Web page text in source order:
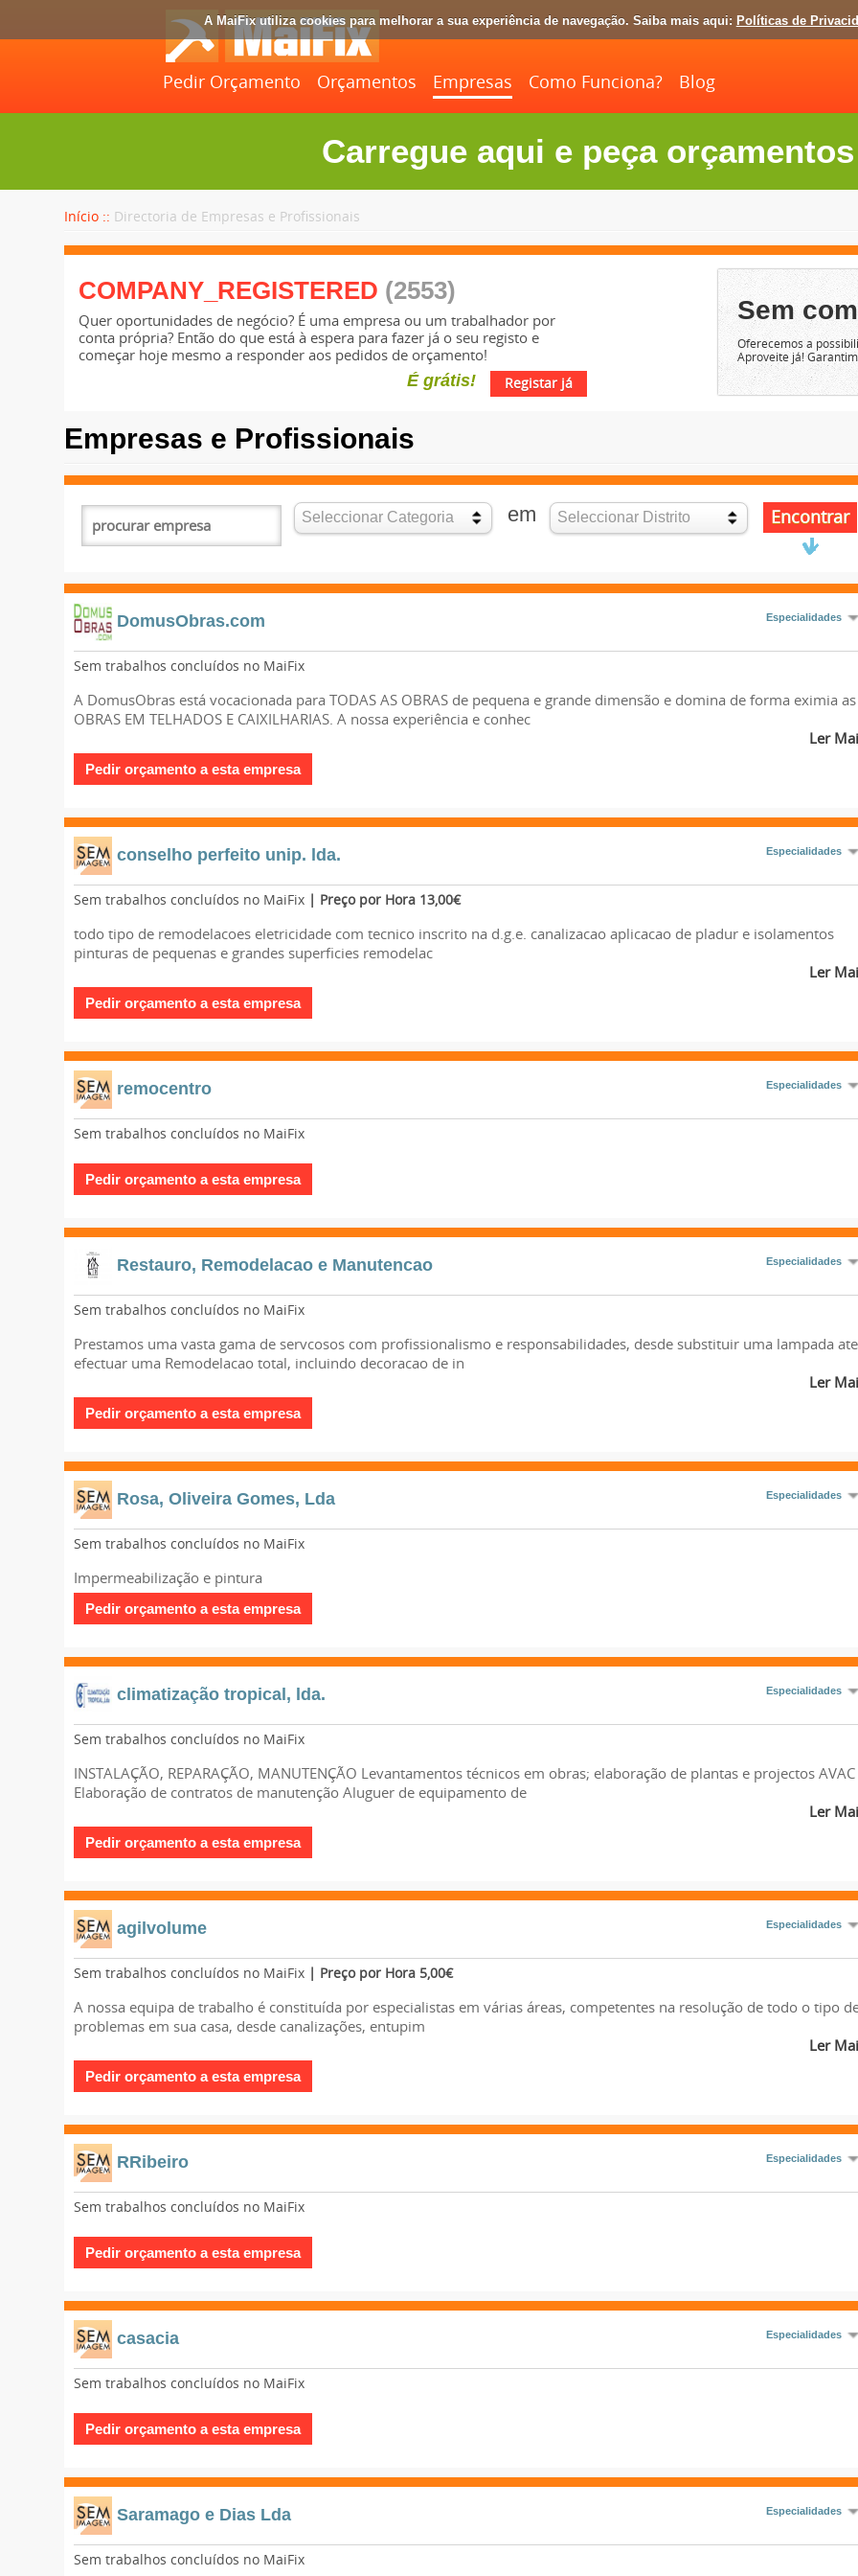
A MaiFix utiliza cookies para melhorar a sua experiência de navegação. Saiba mais aqui: Políticas de
Pedir Orçamento Orçamentos Empresas Como Funciona? Blog
Carregue aqui e peça
Início :: Directoria de Empresas e Profissionais
COMPANY_REGISTERED (2553)
Quer oportunidades de negócio? É uma empresa ou um trabalhador por
conta própria? Então do que está à espera para fazer já o seu registo e
começar hoje mesmo a responder aos pedidos de orçamento!
É grátis!
Sem
Oferecemos a
Aproveite já!
Empresas e Profissionais
em
DomusObras.com Especialidades
Sem trabalhos concluídos no MaiFix
A DomusObras está vocacionada para TODAS AS OBRAS de pequena e grande dimensão e domina de forma eximia as
OBRAS EM TELHADOS E CAIXILHARIAS. A nossa experiência e conhec
Ler
conselho perfeito unip. lda. Especialidades
Sem trabalhos concluídos no MaiFix | Preço por Hora 13,00€
todo tipo de remodelacoes eletricidade com tecnico inscrito na d.g.e. canalizacao aplicacao de pladur e isolamentos
pinturas de pequenas e grandes superficies remodelac
Ler
remocentro Especialidades
Sem trabalhos concluídos no MaiFix
Restauro, Remodelacao e Manutencao Especialidades
Sem trabalhos concluídos no MaiFix
Prestamos uma vasta gama de servcosos com profissionalismo e responsabilidades, desde substituir uma lampada ate
efectuar uma Remodelacao total, incluindo decoracao de in
Ler
Rosa, Oliveira Gomes, Lda Especialidades
Sem trabalhos concluídos no MaiFix
Impermeabilização e pintura
climatização tropical, lda. Especialidades
Sem trabalhos concluídos no MaiFix
INSTALAÇÃO, REPARAÇÃO, MANUTENÇÃO Levantamentos técnicos em obras; elaboração de plantas e projectos AVAC
Elaboração de contratos de manutenção Aluguer de equipamento de
Ler
agilvolume Especialidades
Sem trabalhos concluídos no MaiFix | Preço por Hora 5,00€
A nossa equipa de trabalho é constituída por especialistas em várias áreas, competentes na resolução de todo o tipo
problemas em sua casa, desde canalizações, entupim
Ler
RRibeiro Especialidades
Sem trabalhos concluídos no MaiFix
casacia Especialidades
Sem trabalhos concluídos no MaiFix
Saramago e Dias Lda Especialidades
Sem trabalhos concluídos no MaiFix